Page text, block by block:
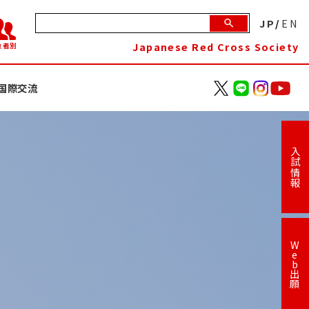
者別
JP/ EN
Japanese Red Cross Society
際交流
入試情報
W
e
b
出
願